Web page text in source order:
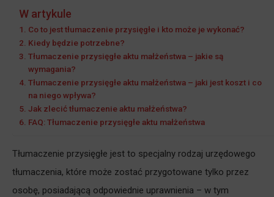
W artykule
Co to jest tłumaczenie przysięgłe i kto może je wykonać?
Kiedy będzie potrzebne?
Tłumaczenie przysięgłe aktu małżeństwa – jakie są
wymagania?
Tłumaczenie przysięgłe aktu małżeństwa – jaki jest koszt i co
na niego wpływa?
Jak zlecić tłumaczenie aktu małżeństwa?
FAQ: Tłumaczenie przysięgłe aktu małżeństwa
Tłumaczenie przysięgłe jest to specjalny rodzaj urzędowego
tłumaczenia, które może zostać przygotowane tylko przez
osobę, posiadającą odpowiednie uprawnienia – w tym